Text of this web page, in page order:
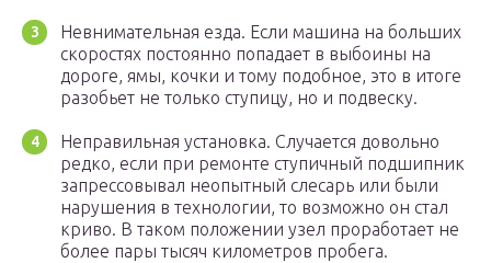
Невнимательная езда. Если машина на больших
скоростях постоянно попадает в выбоины на
дороге, ямы, кочки и тому подобное, это в итоге
разобьет не только ступицу, но и подвеску.
Неправильная установка. Случается довольно
редко, если при ремонте ступичный подшипник
запрессовывал неопытный слесарь или были
нарушения в технологии, то возможно он стал
криво. В таком положении узел проработает не
более пары тысяч километров пробега.